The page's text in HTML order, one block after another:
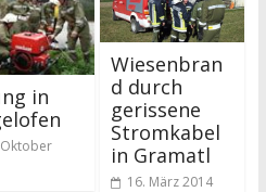
in
Wiesenbran
d durch
gerissene
Stromkabel
in Gramatl
16. März 2014